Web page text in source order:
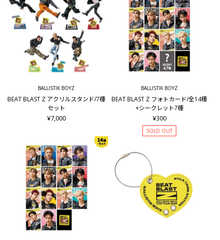
BALLISTIK BOYZ
BEAT BLAST Z アクリルスタンド/7種
セット
¥7,000
BALLISTIK BOYZ
BEAT BLAST Z フォトカード/全14種
+シークレット7種
¥300
SOLD OUT